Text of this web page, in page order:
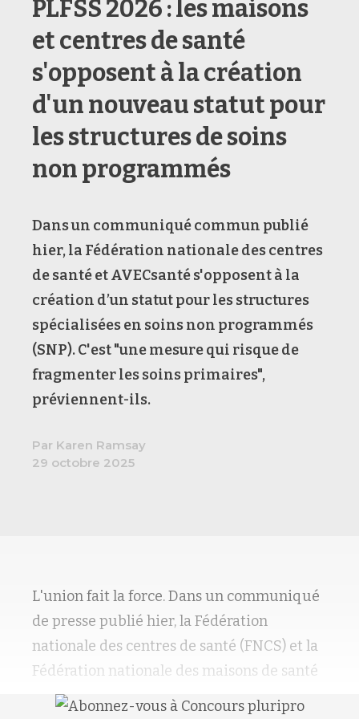
PLFSS 2026 : les maisons
et centres de santé
s'opposent à la création
d'un nouveau statut pour
les structures de soins
non programmés
Dans un communiqué commun publié
hier, la Fédération nationale des centres
de santé et AVECsanté s'opposent à la
création d’un statut pour les structures
spécialisées en soins non programmés
(SNP). C'est "une mesure qui risque de
fragmenter les soins primaires",
préviennent-ils.
Par Karen Ramsay
29 octobre 2025
L'union fait la force. Dans un communiqué
de presse publié hier, la Fédération
nationale des centres de santé (FNCS) et la
Fédération nationale des maisons de santé